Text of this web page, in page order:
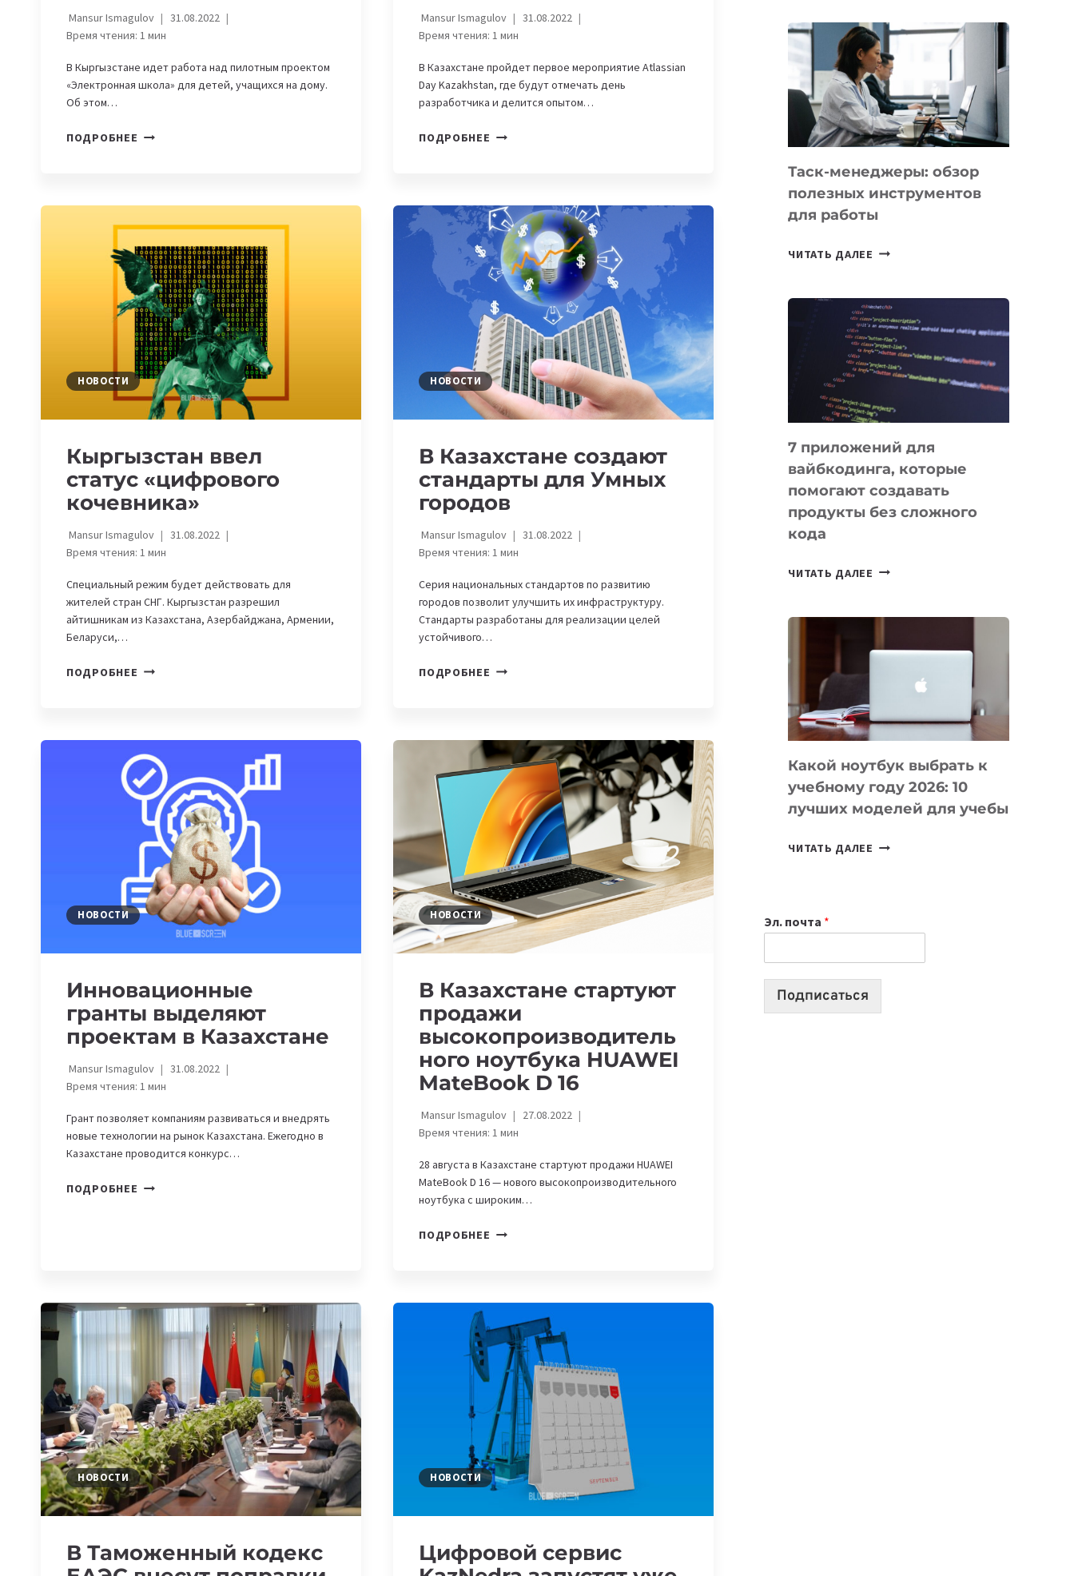
Mansur Ismagulov
31.08.2022
Время чтения: 1 мин
В Кыргызстане идет работа над пилотным проектом
«Электронная школа» для детей, учащихся на дому.
Об этом…
ПОДРОБНЕЕ В
«ЭЛЕКТРОННУЮ
ШКОЛУ»
Mansur Ismagulov
31.08.2022
Время чтения: 1мин
В Казахстане пройдет первое мероприятие Atlassian
Day Kazakhstan, где будут отмечать день
разработчика и делится опытом…
ПОДРОБНЕЕ В
DAY
KAZAKHSTAN
2022
НОВОСТИ
Кыргызстан ввел
статус «цифрового
кочевника»
Mansur Ismagulov
31.08.2022
Время чтения: 1 мин
Специальный режим будет действовать для
жителей стран СНГ. Кыргызстан разрешил
айтишникам из Казахстана, Азербайджана, Армении,
Беларуси,…
ПОДРОБНЕЕ КЫРГЫЗСТАН
КОЧЕВНИКА»
НОВОСТИ
В Казахстане создают
стандарты для Умных
городов
Mansur Ismagulov
31.08.2022
Время чтения: 1мин
Серия национальных стандартов по развитию
городов позволит улучшить их инфраструктуру.
Стандарты разработаны для реализации целей
устойчивого…
ПОДРОБНЕЕ В
ДЛЯ
УМНЫХ
ГОРОДОВ
НОВОСТИ
Инновационные
гранты выделяют
проектам в Казахстане
Mansur Ismagulov
31.08.2022
Время чтения: 1 мин
Грант позволяет компаниям развиваться и внедрять
новые технологии на рынок Казахстана. Ежегодно в
Казахстане проводится конкурс…
ПОДРОБНЕЕ ИННОВАЦИОННЫЕ
НОВОСТИ
В Казахстане стартуют
продажи
высокопроизводитель
ного ноутбука HUAWEI
MateBook D 16
Mansur Ismagulov
27.08.2022
Время чтения: 1мин
28 августа в Казахстане стартуют продажи HUAWEI
MateBook D 16 — нового высокопроизводительного
ноутбука с широким…
ПОДРОБНЕЕ В
ВЫСОКОПРОИЗВОДИТЕЛЬНОГО
НОУТБУКА
HUAWEI
MATEBOOK
D
16
НОВОСТИ
В Таможенный кодекс
НОВОСТИ
Цифровой сервис
PROMETHEUS
ДЛЯ
СОЗДАНИЯ
«ИСКУССТВЕННОГО
ИНЖЕНЕРА»
Таск-менеджеры: обзор
полезных инструментов
для работы
ЧИТАТЬ ДАЛЕЕ ТАСК-
ПОЛЕЗНЫХ
ИНСТРУМЕНТОВ
ДЛЯ
РАБОТЫ
7 приложений для
вайбкодинга, которые
помогают создавать
продукты без сложного
кода
ЧИТАТЬ ДАЛЕЕ
КОТОРЫЕ
СОЗДАВАТЬ
БЕЗ
КОДА
Какой ноутбук выбрать к
учебному году 2026: 10
лучших моделей для учебы
ЧИТАТЬ ДАЛЕЕ КАКОЙ
2026:
10
Эл. почта *
Подписаться